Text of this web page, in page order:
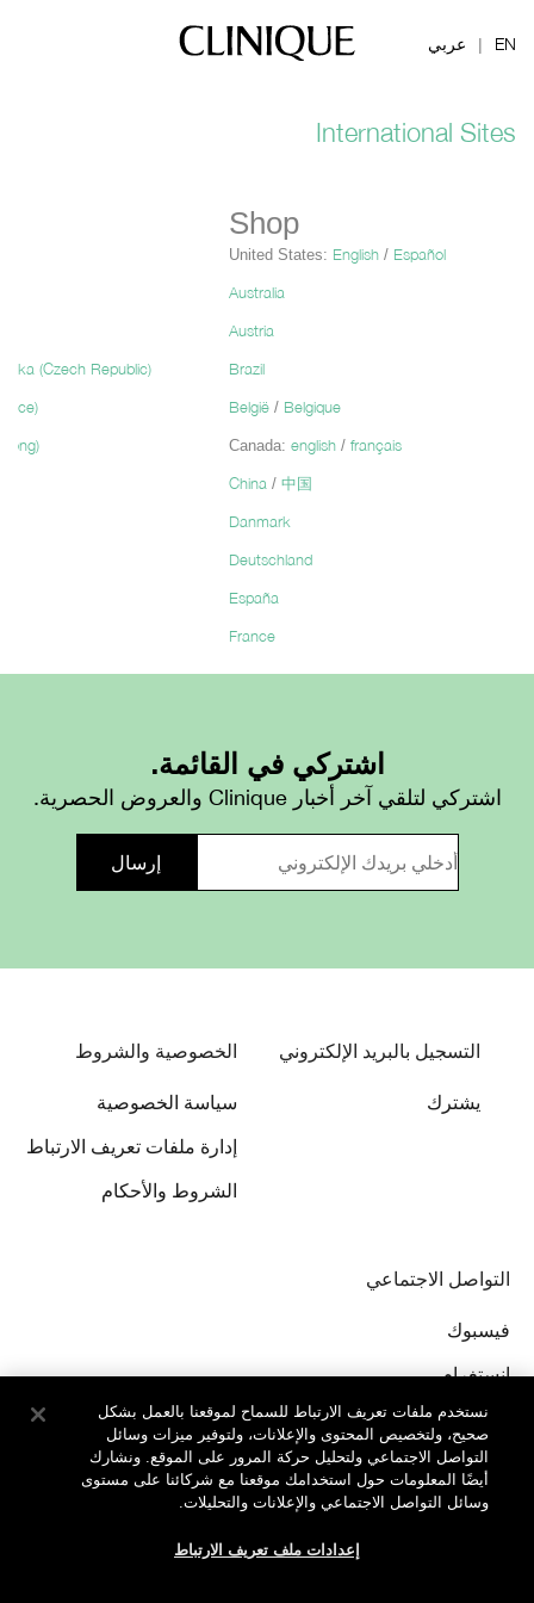
EN
| عربي
International Sites
Shop
United States: English / Español
Australia
Austria
Brazil
België / Belgique
Canada: english / français
China / 中国
Danmark
Deutschland
España
France
Nederlands
Italia
Japan
日本
Россия
Türkiye
(Czech Republic)
deutsch
اشتركي في القائمة.
اشتركي لتلقي آخر أخبار Clinique والعروض الحصرية.
التسجيل بالبريد الإلكتروني
يشترك
الخصوصية والشروط
سياسة الخصوصية
إدارة ملفات تعريف الارتباط
الشروط والأحكام
التواصل الاجتماعي
فيسبوك
إنستغرام
نستخدم ملفات تعريف الارتباط للسماح لموقعنا بالعمل بشكل
صحيح، ولتخصيص المحتوى والإعلانات، ولتوفير ميزات وسائل
التواصل الاجتماعي ولتحليل حركة المرور على الموقع. ونشارك
أيضًا المعلومات حول استخدامك موقعنا مع شركائنا على مستوى
وسائل التواصل الاجتماعي والإعلانات والتحليلات.
إعدادات ملف تعريف الارتباط